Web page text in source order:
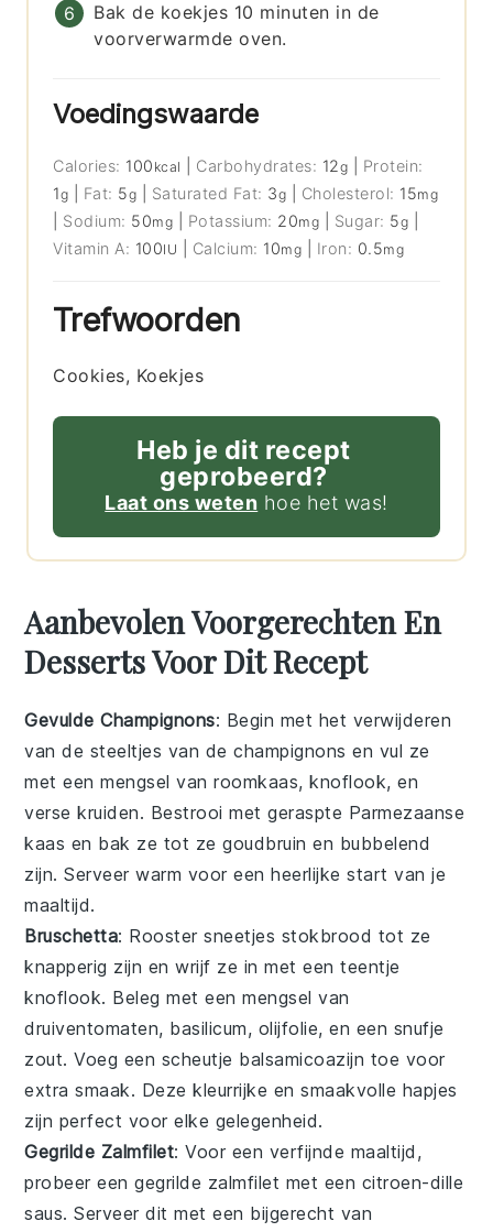
Bak de koekjes 10 minuten in de
voorverwarmde oven.
Voedingswaarde
Calories: 100 kcal Carbohydrates: 12g
Protein:
1g Fat: 5g Saturated Fat: 3g Cholesterol: 15mg
Sodium: 50mg Potassium: 20mg Sugar: 5g
Vitamin A: 100IU Calcium: 10mg Iron: 0.5mg
Trefwoorden
Cookies, Koekjes
Heb je dit recept
geprobeerd?
Laat ons weten hoe het was!
Aanbevolen Voorgerechten En
Desserts Voor Dit Recept
Gevulde Champignons: Begin met het verwijderen
van de steeltjes van dechampignons en vul ze
met een mengsel vanroomkaas,knoflook, en
verse kruiden. Bestrooi metgeraspte Parmezaanse
kaas en bak ze tot ze goudbruin en bubbelend
zijn. Serveer warm voor een heerlijke start van je
maaltijd.
Bruschetta: Rooster sneetjes stokbrood tot ze
knapperig zijn en wrijf ze in met een teentje
knoflook. Beleg met een mengsel van
druiventomaten, basilicum, olijfolie, en een snufje
zout. Voeg een scheutje balsamicoazijn toe voor
extra smaak. Deze kleurrijke en smaakvolle hapjes
zijn perfect voor elke gelegenheid.
Gegrilde Zalmfilet: Voor een verfijnde maaltijd,
probeer eengegrilde zalmfilet met een citroen-dille
saus. Serveer dit met een bijgerecht van